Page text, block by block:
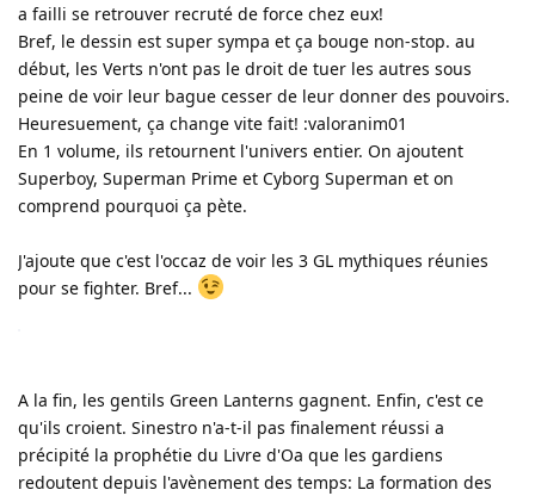
a failli se retrouver recruté de force chez eux!
Bref, le dessin est super sympa et ça bouge non-stop. au
début, les Verts n'ont pas le droit de tuer les autres sous
peine de voir leur bague cesser de leur donner des pouvoirs.
Heuresuement, ça change vite fait! :valoranim01
En 1 volume, ils retournent l'univers entier. On ajoutent
Superboy, Superman Prime et Cyborg Superman et on
comprend pourquoi ça pète.
J'ajoute que c'est l'occaz de voir les 3 GL mythiques réunies
pour se fighter. Bref...
A la fin, les gentils Green Lanterns gagnent. Enfin, c'est ce
qu'ils croient. Sinestro n'a-t-il pas finalement réussi a
précipité la prophétie du Livre d'Oa que les gardiens
redoutent depuis l'avènement des temps: La formation des